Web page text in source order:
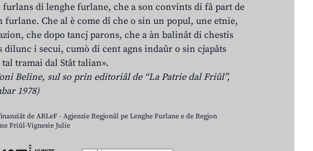
furlans di lenghe furlane, che a son convints di fâ part de
furlane. Che al è come dî che o sin un popul, une etnie,
che dopo tancj parons, che a àn balinât di chestis
dilunc i secui, cumò di cent agns indaûr o sin cjapâts
tramai dal Stât talian».
Beline, sul so prin editoriâl de “La Patrie dal Friûl”,
1978)
de ARLeF - Agjenzie Regjonâl pe Lenghe Furlane e de Regjon
Friûl-Vignesie Julie